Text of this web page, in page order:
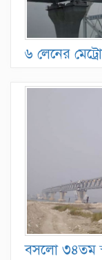
৬ লেনের
বসলো ৩৪তম